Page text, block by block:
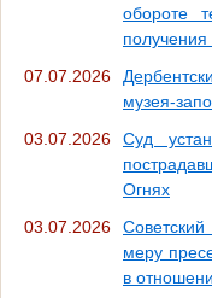
обороте
07.07.2026
музея-
03.07.2026
Суд
Огнях
03.07.2026
меру
в